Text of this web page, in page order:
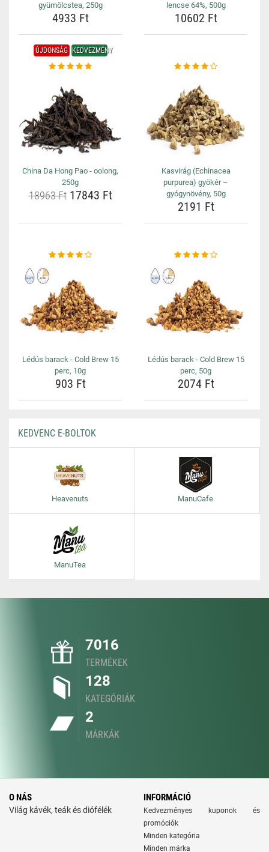
gyümölcstea, 250g
4933 Ft
lencse 64%, 500g
10602 Ft
ÚJDONSÁG KEDVEZMÉNY
China Da Hong Pao - oolong,
250g
18963 Ft17843 Ft
Kasvirág (Echinacea
purpurea) gyökér –
gyógynövény, 50g
2191 Ft
Lédús barack - Cold Brew 15
perc, 10g
903 Ft
Lédús barack - Cold Brew 15
perc, 50g
2074 Ft
KEDVENC E-BOLTOK
Heavenuts ManuCafe
ManuTea
7016
TERMÉKEK
128
KATEGÓRIÁK
2
MÁRKÁK
O NÁS
Világ kávék, teák és diófélék
INFORMÁCIÓ
Kedvezményes kuponok és
promóciók
Minden kategória
Minden márka